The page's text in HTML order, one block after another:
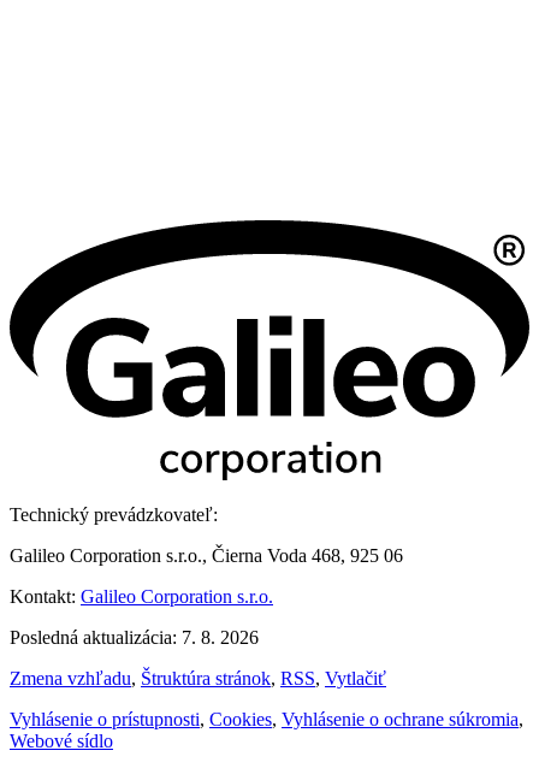
Technický prevádzkovateľ:
Galileo Corporation s.r.o., Čierna Voda 468, 925 06
Kontakt: Galileo Corporation s.r.o.
Posledná aktualizácia: 7. 8. 2026
Zmena vzhľadu, Štruktúra stránok, RSS, Vytlačiť
Vyhlásenie o prístupnosti, Cookies, Vyhlásenie o ochrane súkromia,
Webové sídlo